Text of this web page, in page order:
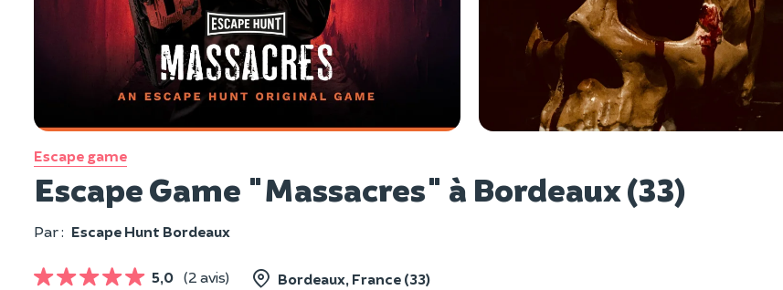
Escape game
Escape Game "Massacres" à Bordeaux (33)
Par : Escape Hunt Bordeaux
5,0 (2 avis) Bordeaux, France (33)